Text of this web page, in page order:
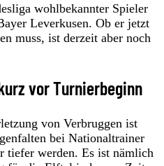
wohlbekannter Spieler
Leverkusen. Ob er jetzt
muss, ist derzeit aber noch
vor Turnierbeginn
von Verbruggen ist
bei Nationaltrainer
tiefer werden. Es ist nämlich